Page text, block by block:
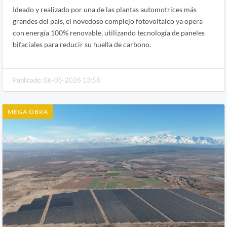
Ideado y realizado por una de las plantas automotrices más
grandes del país, el novedoso complejo fotovoltaico ya opera
con energía 100% renovable, utilizando tecnología de paneles
bifaciales para reducir su huella de carbono.
Publicado: 06-05-2026 13:58
MEGA OBRA